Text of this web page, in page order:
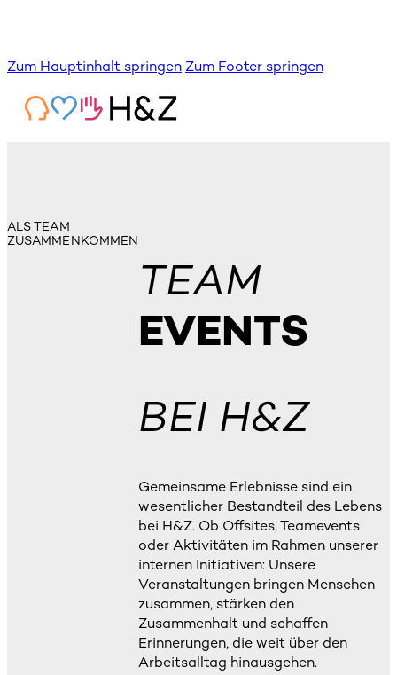
Zum Hauptinhalt springen Zum Footer springen
ALS TEAM
ZUSAMMENKOMMEN
TEAM
EVENTS
BEI H&Z
Gemeinsame Erlebnisse sind ein
wesentlicher Bestandteil des Lebens
bei H&Z. Ob Offsites, Teamevents
oder Aktivitäten im Rahmen unserer
internen Initiativen: Unsere
Veranstaltungen bringen Menschen
zusammen, stärken den
Zusammenhalt und schaffen
Erinnerungen, die weit über den
Arbeitsalltag hinausgehen.